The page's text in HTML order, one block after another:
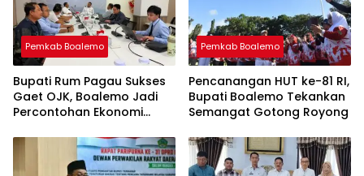
Pemkab Boalemo
Bupati Rum Pagau Sukses
Gaet OJK, Boalemo Jadi
Percontohan Ekonomi
Pemkab Boalemo
Pencanangan HUT ke-81 RI,
Bupati Boalemo Tekankan
Semangat Gotong Royong